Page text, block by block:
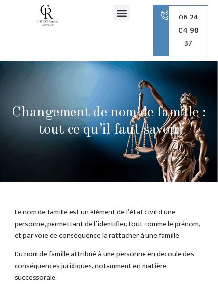
06 24
04 98
37
Changement de nom de famille :
tout ce qu’il faut savoir
Le nom de famille est un élément de l’état civil d’une
personne, permettant de l’identifier, tout comme le prénom,
et par voie de conséquence la rattacher à une famille.
Du nom de famille attribué à une personne en découle des
conséquences juridiques, notamment en matière
successorale.